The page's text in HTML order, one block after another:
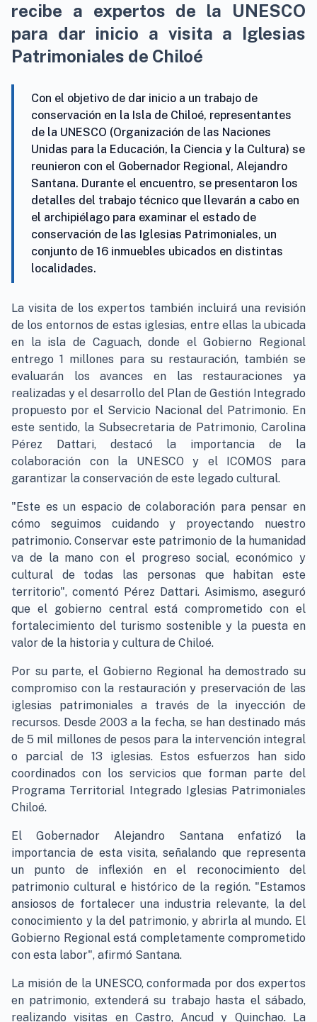
recibe a expertos de la UNESCO
para dar inicio a visita a Iglesias
Patrimoniales de Chiloé
Con el objetivo de dar inicio a un trabajo de
conservación en la Isla de Chiloé, representantes
de la UNESCO (Organización de las Naciones
Unidas para la Educación, la Ciencia y la Cultura) se
reunieron con el Gobernador Regional, Alejandro
Santana. Durante el encuentro, se presentaron los
detalles del trabajo técnico que llevarán a cabo en
el archipiélago para examinar el estado de
conservación de las Iglesias Patrimoniales, un
conjunto de 16 inmuebles ubicados en distintas
localidades.
La visita de los expertos también incluirá una revisión
de los entornos de estas iglesias, entre ellas la ubicada
en la isla de Caguach, donde el Gobierno Regional
entrego 1 millones para su restauración, también se
evaluarán los avances en las restauraciones ya
realizadas y el desarrollo del Plan de Gestión Integrado
propuesto por el Servicio Nacional del Patrimonio. En
este sentido, la Subsecretaria de Patrimonio, Carolina
Pérez Dattari, destacó la importancia de la
colaboración con la UNESCO y el ICOMOS para
garantizar la conservación de este legado cultural.
"Este es un espacio de colaboración para pensar en
cómo seguimos cuidando y proyectando nuestro
patrimonio. Conservar este patrimonio de la humanidad
va de la mano con el progreso social, económico y
cultural de todas las personas que habitan este
territorio", comentó Pérez Dattari. Asimismo, aseguró
que el gobierno central está comprometido con el
fortalecimiento del turismo sostenible y la puesta en
valor de la historia y cultura de Chiloé.
Por su parte, el Gobierno Regional ha demostrado su
compromiso con la restauración y preservación de las
iglesias patrimoniales a través de la inyección de
recursos. Desde 2003 a la fecha, se han destinado más
de 5 mil millones de pesos para la intervención integral
o parcial de 13 iglesias. Estos esfuerzos han sido
coordinados con los servicios que forman parte del
Programa Territorial Integrado Iglesias Patrimoniales
Chiloé.
El Gobernador Alejandro Santana enfatizó la
importancia de esta visita, señalando que representa
un punto de inflexión en el reconocimiento del
patrimonio cultural e histórico de la región. "Estamos
ansiosos de fortalecer una industria relevante, la del
conocimiento y la del patrimonio, y abrirla al mundo. El
Gobierno Regional está completamente comprometido
con esta labor", afirmó Santana.
La misión de la UNESCO, conformada por dos expertos
en patrimonio, extenderá su trabajo hasta el sábado,
realizando visitas en Castro, Ancud y Quinchao. La